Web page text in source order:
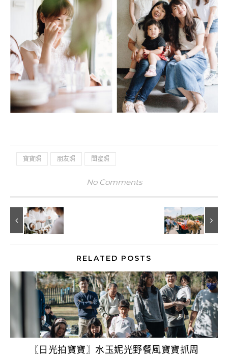
寶寶照 朋友照 閨蜜照
No Comments
RELATED POSTS
〖日光拍寶寶〗水玉妮光野餐風寶寶抓周